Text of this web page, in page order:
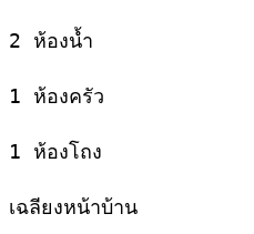
2 ห้องน้ำ
1 ห้องครัว
1 ห้องโถง
เฉลียงหน้าบ้าน